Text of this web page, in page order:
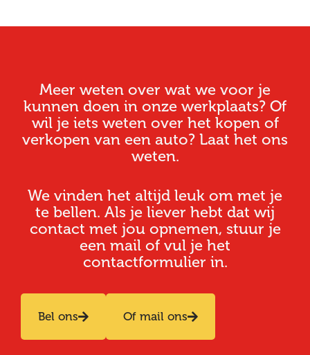
Meer weten over wat we voor je
kunnen doen in onze werkplaats? Of
wil je iets weten over het kopen of
verkopen van een auto? Laat het ons
weten.
We vinden het altijd leuk om met je
te bellen. Als je liever hebt dat wij
contact met jou opnemen, stuur je
een mail of vul je het
contactformulier in.
Bel ons Of mail ons